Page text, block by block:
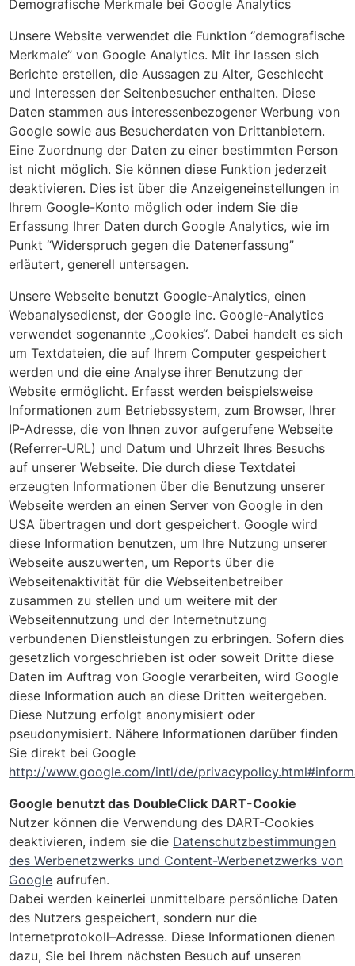
Demografische Merkmale bei Google Analytics
Unsere Website verwendet die Funktion “demografische
Merkmale” von Google Analytics. Mit ihr lassen sich
Berichte erstellen, die Aussagen zu Alter, Geschlecht
und Interessen der Seitenbesucher enthalten. Diese
Daten stammen aus interessenbezogener Werbung von
Google sowie aus Besucherdaten von Drittanbietern.
Eine Zuordnung der Daten zu einer bestimmten Person
ist nicht möglich. Sie können diese Funktion jederzeit
deaktivieren. Dies ist über die Anzeigeneinstellungen in
Ihrem Google-Konto möglich oder indem Sie die
Erfassung Ihrer Daten durch Google Analytics, wie im
Punkt “Widerspruch gegen die Datenerfassung”
erläutert, generell untersagen.
Unsere Webseite benutzt Google-Analytics, einen
Webanalysedienst, der Google inc. Google-Analytics
verwendet sogenannte „Cookies“. Dabei handelt es sich
um Textdateien, die auf Ihrem Computer gespeichert
werden und die eine Analyse ihrer Benutzung der
Website ermöglicht. Erfasst werden beispielsweise
Informationen zum Betriebssystem, zum Browser, Ihrer
IP-Adresse, die von Ihnen zuvor aufgerufene Webseite
(Referrer-URL) und Datum und Uhrzeit Ihres Besuchs
auf unserer Webseite. Die durch diese Textdatei
erzeugten Informationen über die Benutzung unserer
Webseite werden an einen Server von Google in den
USA übertragen und dort gespeichert. Google wird
diese Information benutzen, um Ihre Nutzung unserer
Webseite auszuwerten, um Reports über die
Webseitenaktivität für die Webseitenbetreiber
zusammen zu stellen und um weitere mit der
Webseitennutzung und der Internetnutzung
verbundenen Dienstleistungen zu erbringen. Sofern dies
gesetzlich vorgeschrieben ist oder soweit Dritte diese
Daten im Auftrag von Google verarbeiten, wird Google
diese Information auch an diese Dritten weitergeben.
Diese Nutzung erfolgt anonymisiert oder
pseudonymisiert. Nähere Informationen darüber finden
Sie direkt bei Google
http://www.google.com/intl/de/
Google benutzt das DoubleClick DART-Cookie
Nutzer können die Verwendung des DART-Cookies
deaktivieren, indem sie die Datenschutzbestimmungen
des Werbenetzwerks und Content-Werbenetzwerks von
Google aufrufen.
Dabei werden keinerlei unmittelbare persönliche Daten
des Nutzers gespeichert, sondern nur die
Internetprotokoll–Adresse. Diese Informationen dienen
dazu, Sie bei Ihrem nächsten Besuch auf unseren